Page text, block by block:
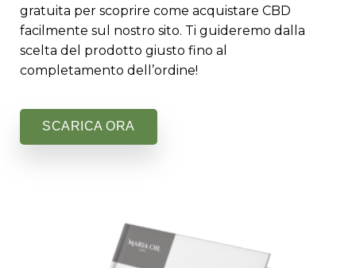
gratuita per scoprire come acquistare CBD
facilmente sul nostro sito. Ti guideremo dalla
scelta del prodotto giusto fino al
completamento dell’ordine!
SCARICA ORA